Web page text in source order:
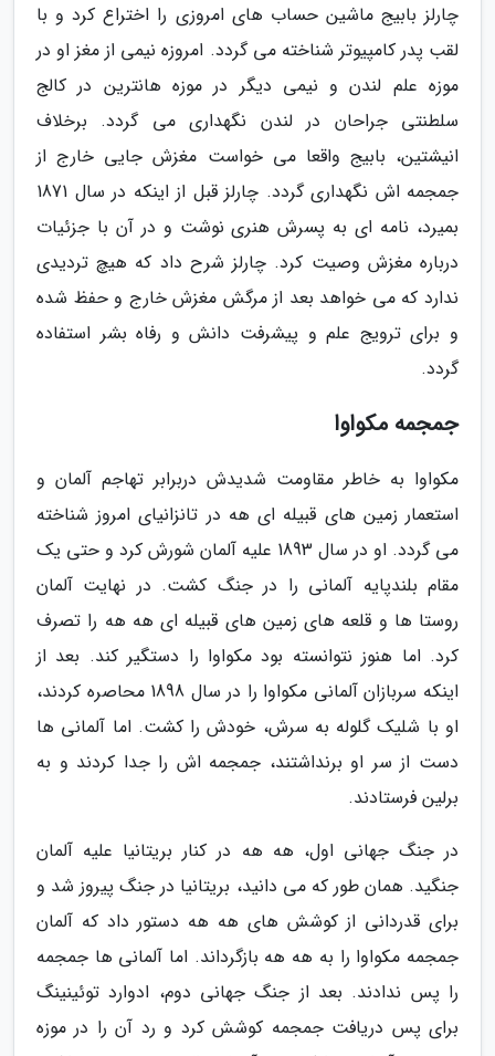
چارلز بابیج ماشین حساب های امروزی را اختراع کرد و با
لقب پدر کامپیوتر شناخته می گردد. امروزه نیمی از مغز او در
موزه علم لندن و نیمی دیگر در موزه هانترین در کالج
سلطنتی جراحان در لندن نگهداری می گردد. برخلاف
انیشتین، بابیج واقعا می خواست مغزش جایی خارج از
جمجمه اش نگهداری گردد. چارلز قبل از اینکه در سال 1871
بمیرد، نامه ای به پسرش هنری نوشت و در آن با جزئیات
درباره مغزش وصیت کرد. چارلز شرح داد که هیچ تردیدی
ندارد که می خواهد بعد از مرگش مغزش خارج و حفظ شده
و برای ترویج علم و پیشرفت دانش و رفاه بشر استفاده
گردد.
جمجمه مکواوا
مکواوا به خاطر مقاومت شدیدش دربرابر تهاجم آلمان و
استعمار زمین های قبیله ای هه در تانزانیای امروز شناخته
می گردد. او در سال 1893 علیه آلمان شورش کرد و حتی یک
مقام بلندپایه آلمانی را در جنگ کشت. در نهایت آلمان
روستا ها و قلعه های زمین های قبیله ای هه هه را تصرف
کرد. اما هنوز نتوانسته بود مکواوا را دستگیر کند. بعد از
اینکه سربازان آلمانی مکواوا را در سال 1898 محاصره کردند،
او با شلیک گلوله به سرش، خودش را کشت. اما آلمانی ها
دست از سر او برنداشتند، جمجمه اش را جدا کردند و به
برلین فرستادند.
در جنگ جهانی اول، هه هه در کنار بریتانیا علیه آلمان
جنگید. همان طور که می دانید، بریتانیا در جنگ پیروز شد و
برای قدردانی از کوشش های هه هه دستور داد که آلمان
جمجمه مکواوا را به هه هه بازگرداند. اما آلمانی ها جمجمه
را پس ندادند. بعد از جنگ جهانی دوم، ادوارد توئینینگ
برای پس دریافت جمجمه کوشش کرد و رد آن را در موزه